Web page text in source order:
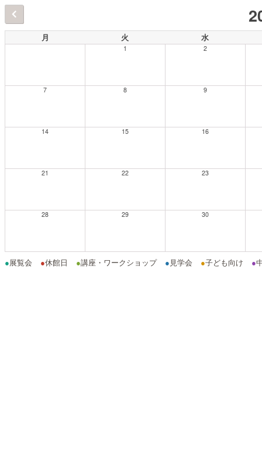
月 火 水
1 2
7 8 9
14 15 16
21 22 23
28 29 30
●展覧会 ●休館日 ●講座・ワークショップ ● 見学会 ●子ども向け ●